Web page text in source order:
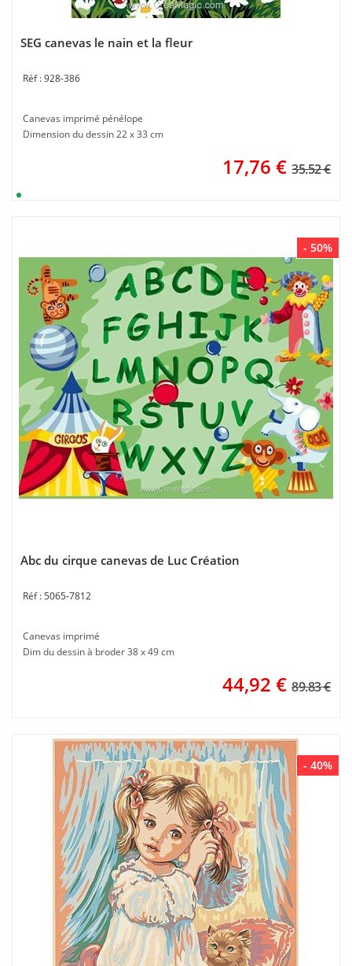
SEG canevas le nain et la fleur
928-386
Canevas imprimé pénélope
Dimension du dessin 22 x 33 cm
17,76 € 35.52 €
- 50%
Abc du cirque canevas de Luc Création
5065-7812
Canevas imprimé
Dim du dessin à broder 38 x 49 cm
44,92 € 89.83 €
- 40%